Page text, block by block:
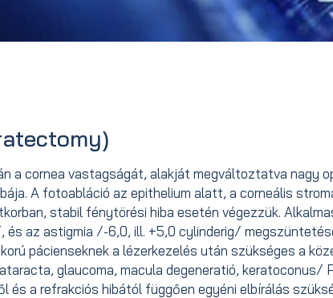
a cornea vastagságát, alakját megváltoztatva nagy
A fotoabláció az epithelium alatt, a corneális
stabil fénytörési hiba esetén végezzük.
az astigmia /-6,0, ill. +5,0 cylinderig/
pácienseknek a lézerkezelés után szükséges a
glaucoma, macula degeneratió, keratoconus/
és a refrakciós hibától függően egyéni elbírálás